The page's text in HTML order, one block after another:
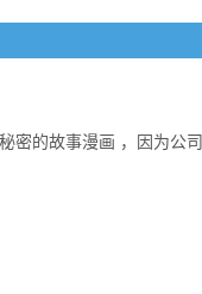
密的故事漫画 ，因为